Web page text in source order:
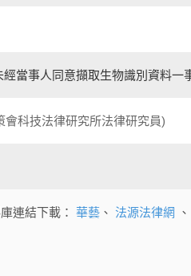
經當事人同意擷取生物識別資料
會科技法律研究所法律研究員)
連結下載： 華藝 、 法源法律網 、